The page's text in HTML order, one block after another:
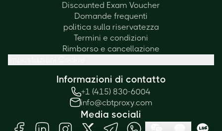
Discounted Exam Voucher
Domande frequenti
politica sulla riservatezza
Termini e condizioni
Rimborso e cancellazione
Informazioni di contatto
+1 (415) 830-6004
info@cbtproxy.com
Media sociali